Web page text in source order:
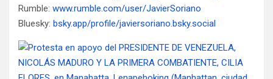
Rumble: www.rumble.com/user/JavierSoriano
Bluesky: bsky.app/profile/javiersoriano.bsky.social